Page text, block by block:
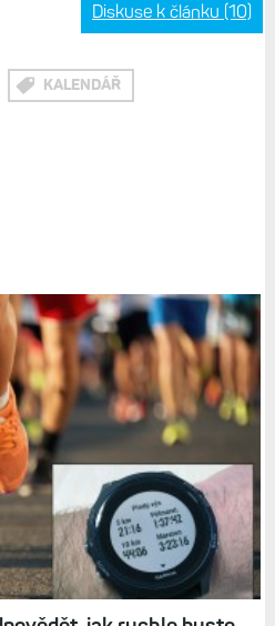
Diskuse k článku (10)
KALENDÁŘ